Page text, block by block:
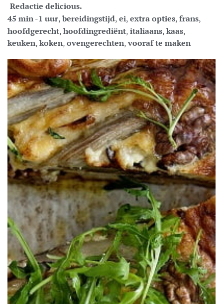
Redactie delicious.
45 min -1 uur,bereidingstijd,ei,extra opties,frans,
hoofdgerecht,hoofdingrediënt,italiaans,kaas,
keuken,koken,ovengerechten,vooraf te maken